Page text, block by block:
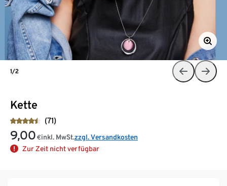
Kette
(71)
9,00 €inkl. MwSt.zzgl. Versandkosten
Zur Zeit nicht verfügbar
1/2